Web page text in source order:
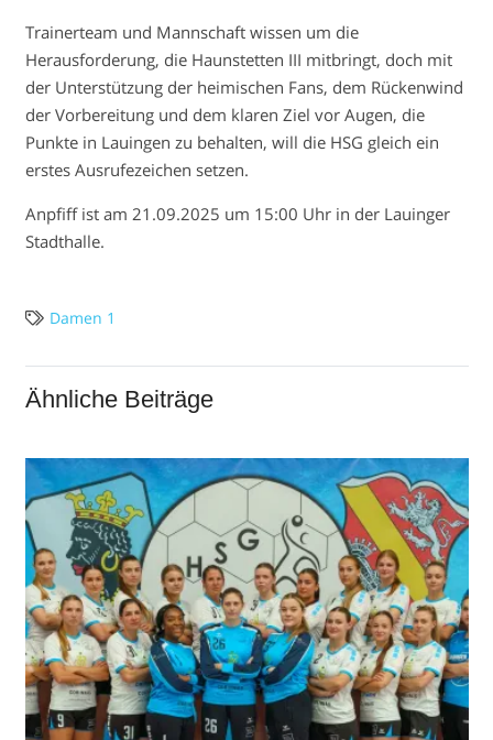
Trainerteam und Mannschaft wissen um die
Herausforderung, die Haunstetten III mitbringt, doch mit
der Unterstützung der heimischen Fans, dem Rückenwind
der Vorbereitung und dem klaren Ziel vor Augen, die
Punkte in Lauingen zu behalten, will die HSG gleich ein
erstes Ausrufezeichen setzen.
Anpfiff ist am 21.09.2025 um 15:00 Uhr in der Lauinger
Stadthalle.
Damen 1
Ähnliche Beiträge